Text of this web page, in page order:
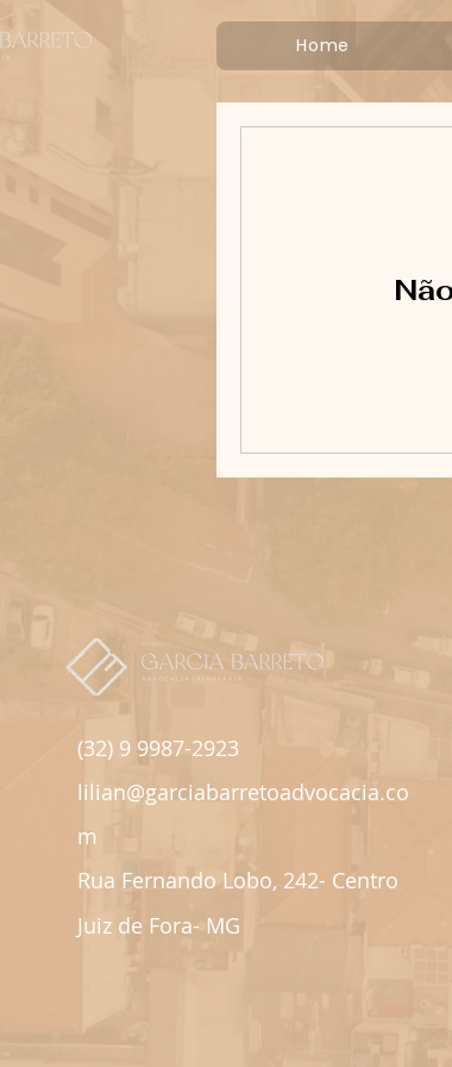
Home
(32) 9 9987-2923
lilian@garciabarretoadvocacia.co
m
Rua Fernando Lobo, 242- Centro
Juiz de Fora- MG